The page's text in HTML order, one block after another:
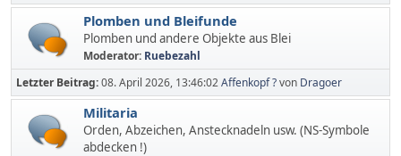
Plomben und Bleifunde
Plomben und andere Objekte aus Blei
Moderator: Ruebezahl
Letzter Beitrag:08. April 2026, 13:46:02Affenkopf ?von Dragoer
Militaria
Orden, Abzeichen, Anstecknadeln usw. (NS-Symbole
abdecken !)